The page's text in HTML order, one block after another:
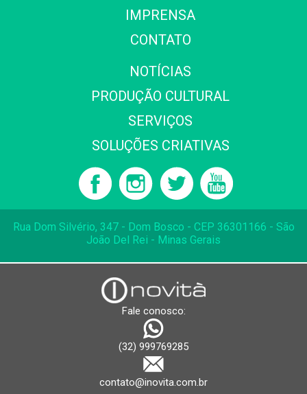
IMPRENSA
CONTATO
NOTÍCIAS
PRODUÇÃO CULTURAL
SERVIÇOS
SOLUÇÕES CRIATIVAS
Rua Dom Silvério, 347 - Dom Bosco - CEP 36301166 - São
João Del Rei - Minas Gerais
Fale conosco:
(32) 999769285
contato@inovita.com.br